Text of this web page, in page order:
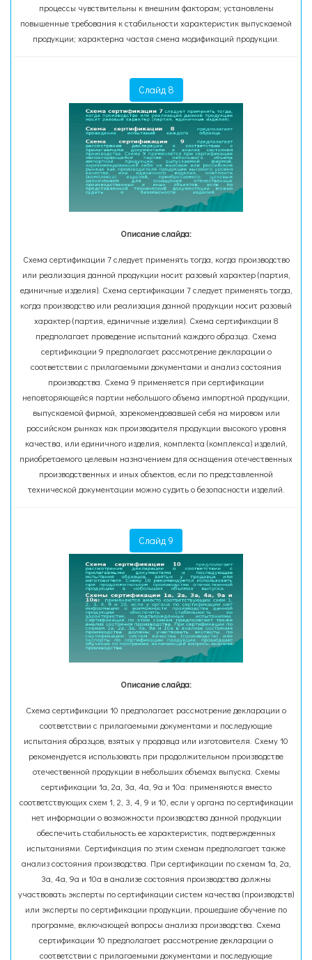
процессы чувствительны к внешним факторам; установлены
повышенные требования к стабильности характеристик выпускаемой
продукции; характерна частая смена модификаций продукции.
Слайд 8
Описание слайда:
Схема сертификации 7 следует применять тогда, когда производство
или реализация данной продукции носит разовый характер (партия,
единичные изделия). Схема сертификации 7 следует применять тогда,
когда производство или реализация данной продукции носит разовый
характер (партия, единичные изделия). Схема сертификации 8
предполагает проведение испытаний каждого образца. Схема
сертификации 9 предполагает рассмотрение декларации о
соответствии с прилагаемыми документами и анализ состояния
производства. Схема 9 применяется при сертификации
неповторяющейся партии небольшого объема импортной продукции,
выпускаемой фирмой, зарекомендовавшей себя на мировом или
российском рынках как производителя продукции высокого уровня
качества, или единичного изделия, комплекта (комплекса) изделий,
приобретаемого целевым назначением для оснащения отечественных
производственных и иных объектов, если по представленной
технической документации можно судить о безопасности изделий.
Слайд 9
Описание слайда:
Схема сертификации 10 предполагает рассмотрение декларации о
соответствии с прилагаемыми документами и последующие
испытания образцов, взятых у продавца или изготовителя. Схему 10
рекомендуется использовать при продолжительном производстве
отечественной продукции в небольших объемах выпуска. Схемы
сертификации 1а, 2а, 3а, 4а, 9а и 10а: применяются вместо
соответствующих схем 1, 2, 3, 4, 9 и 10, если у органа по сертификации
нет информации о возможности производства данной продукции
обеспечить стабильность ее характеристик, подтвержденных
испытаниями. Сертификация по этим схемам предполагает также
анализ состояния производства. При сертификации по схемам 1а, 2а,
3а, 4а, 9а и 10а в анализе состояния производства должны
участвовать эксперты по сертификации систем качества (производств)
или эксперты по сертификации продукции, прошедшие обучение по
программе, включающей вопросы анализа производства. Схема
сертификации 10 предполагает рассмотрение декларации о
соответствии с прилагаемыми документами и последующие